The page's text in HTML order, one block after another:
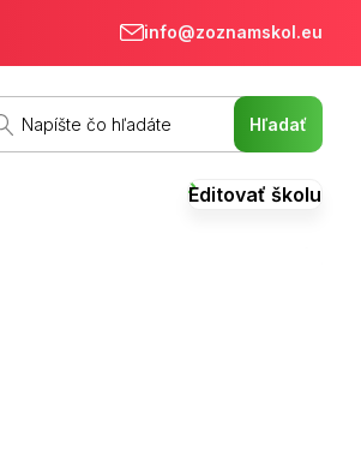
info@zoznamskol.eu
Editovať školu